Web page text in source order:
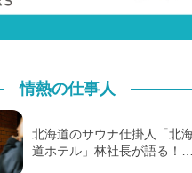
情熱の仕事人
北海道のサウナ仕掛人「北
道ホテル」林社長が語る！…